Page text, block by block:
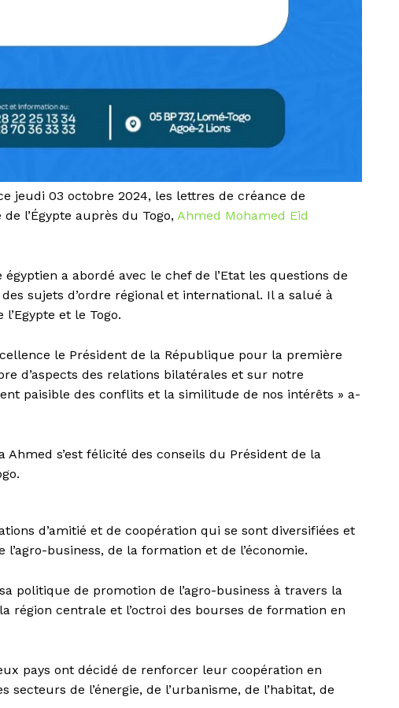
jeudi 03 octobre 2024, les lettres de créance de
l’Égypte auprès du Togo, Ahmed Mohamed Eid
a abordé avec le chef de l’Etat les questions de
sujets d’ordre régional et international. Il a salué à
et le Togo.
le Président de la République pour la première
d’aspects des relations bilatérales et sur notre
paisible des conflits et la similitude de nos intérêts » a-
Ahmed s’est félicité des conseils du Président de la
d’amitié et de coopération qui se sont diversifiées et
business, de la formation et de l’économie.
politique de promotion de l’agro-business à travers la
région centrale et l’octroi des bourses de formation en
pays ont décidé de renforcer leur coopération en
de l’énergie, de l’urbanisme, de l’habitat, de